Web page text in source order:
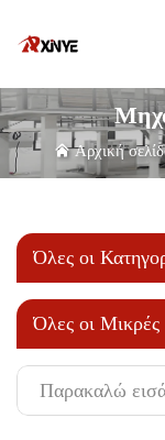
Αρχική
Όλες οι
Όλες οι Μικρές